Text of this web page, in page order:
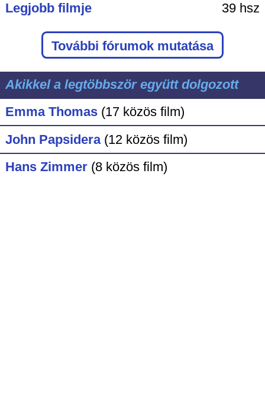
Legjobb filmje
39 hsz
További fórumok mutatása
Akikkel a legtöbbször együtt dolgozott
Emma Thomas (17 közös film)
John Papsidera (12 közös film)
Hans Zimmer (8 közös film)